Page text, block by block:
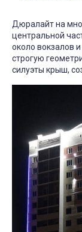
Дюралайт на
центральной
около вокзалов
строгую
силуэты крыш,